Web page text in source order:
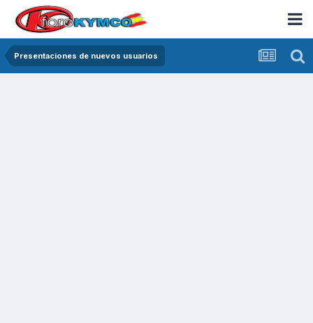
Presentaciones de nuevos usuarios